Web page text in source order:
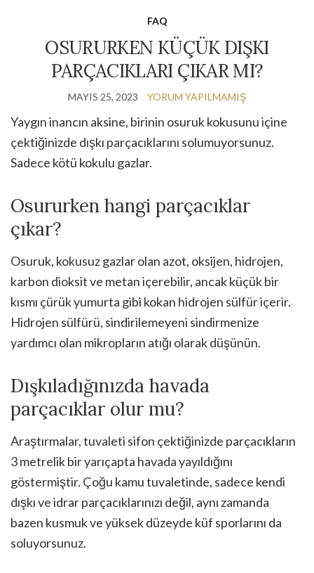
FAQ
OSURURKEN KÜÇÜK DIŞKI
PARÇACIKLARI ÇIKAR MI?
MAYIS 25, 2023 YORUM YAPILMAMIŞ
Yaygın inancın aksine, birinin osuruk kokusunu içine
çektiğinizde dışkı parçacıklarını solumuyorsunuz.
Sadece kötü kokulu gazlar.
Osururken hangi parçacıklar
çıkar?
Osuruk, kokusuz gazlar olan azot, oksijen, hidrojen,
karbon dioksit ve metan içerebilir, ancak küçük bir
kısmı çürük yumurta gibi kokan hidrojen sülfür içerir.
Hidrojen sülfürü, sindirilemeyeni sindirmenize
yardımcı olan mikropların atığı olarak düşünün.
Dışkıladığınızda havada
parçacıklar olur mu?
Araştırmalar, tuvaleti sifon çektiğinizde parçacıkların
3 metrelik bir yarıçapta havada yayıldığını
göstermiştir. Çoğu kamu tuvaletinde, sadece kendi
dışkı ve idrar parçacıklarınızı değil, aynı zamanda
bazen kusmuk ve yüksek düzeyde küf sporlarını da
soluyorsunuz.